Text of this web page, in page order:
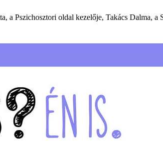
a Pszichosztori oldal kezelője, Takács Dalma,